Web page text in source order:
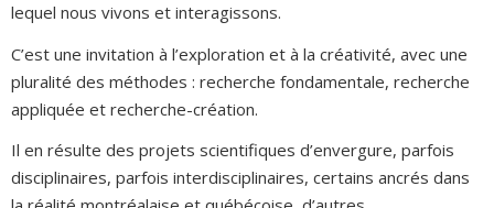
lequel nous vivons et interagissons.
C’est une invitation à l’exploration et à la créativité, avec une
pluralité des méthodes : recherche fondamentale, recherche
appliquée et recherche-création.
Il en résulte des projets scientifiques d’envergure, parfois
disciplinaires, parfois interdisciplinaires, certains ancrés dans